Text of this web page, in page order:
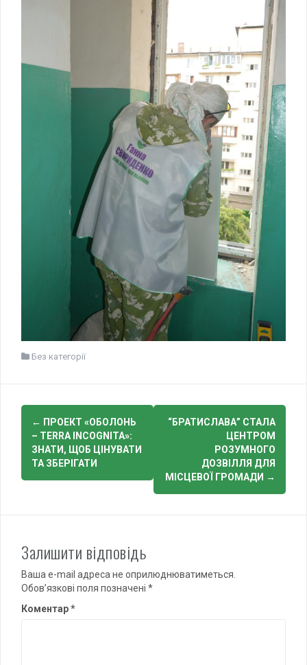
Без категорії
Post
navigation
← ПРОЕКТ «ОБОЛОНЬ
– TERRA INCOGNITA»:
ЗНАТИ, ЩОБ ЦІНУВАТИ
ТА ЗБЕРІГАТИ
“БРАТИСЛАВА” СТАЛА
ЦЕНТРОМ
РОЗУМНОГО
ДОЗВІЛЛЯ ДЛЯ
МІСЦЕВОЇ ГРОМАДИ →
Залишити відповідь
Ваша e-mail адреса не оприлюднюватиметься.
Обов’язкові поля позначені *
Коментар*